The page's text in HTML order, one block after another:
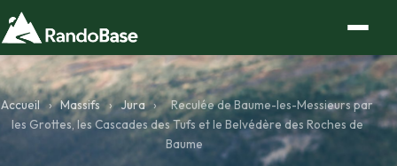
Accueil › Massifs › Jura ›
Reculée de Baume-les-Messieurs par
les Grottes, les Cascades des Tufs et le Belvédère des Roches de
Baume